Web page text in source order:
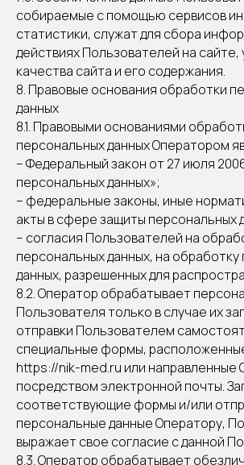
собираемые с помощью сервисов
статистики, служат для сбора
действиях Пользователей на сайте,
качества сайта и его содержания.
8. Правовые основания обработки
данных
8.1. Правовыми основаниями
персональных данных Оператором
– Федеральный закон от 27 июля
персональных данных»;
– федеральные законы, иные
акты в сфере защиты персональных
– согласия Пользователей на
персональных данных, на
данных, разрешенных для
8.2. Оператор обрабатывает
Пользователя только в случае их
отправки Пользователем
специальные формы,
https://nik-med.ru или направленные
посредством электронной почты.
соответствующие формы и/или
персональные данные Оператору,
выражает свое согласие с данной
8.3. Оператор обрабатывает